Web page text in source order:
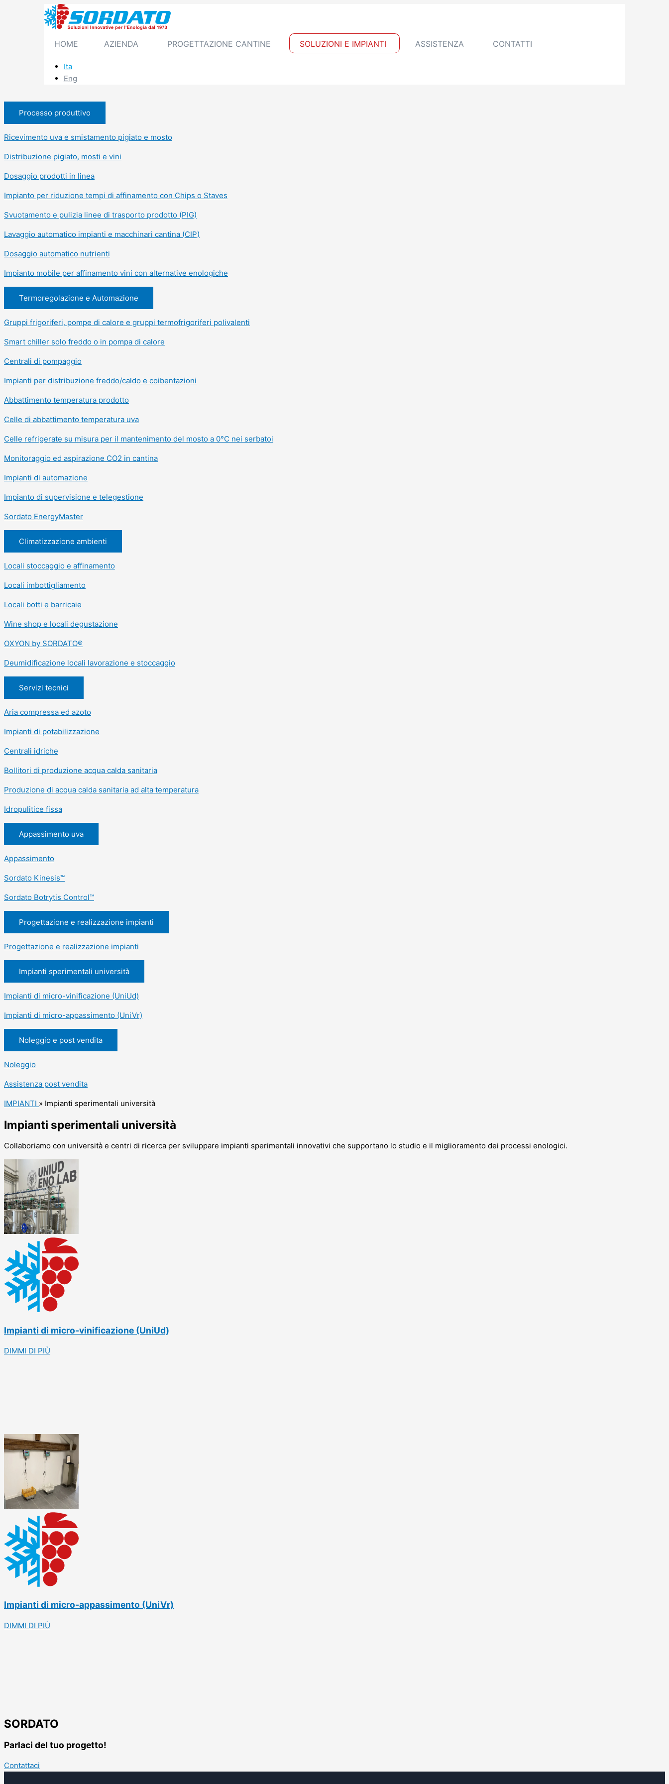
HOME AZIENDA PROGETTAZIONE CANTINE SOLUZIONI E IMPIANTI ASSISTENZA CONTATTI
Ita
Eng
Processo produttivo
Ricevimento uva e smistamento pigiato e mosto
Distribuzione pigiato, mosti e vini
Dosaggio prodotti in linea
Impianto per riduzione tempi di affinamento con Chips o Staves
Svuotamento e pulizia linee di trasporto prodotto (PIG)
Lavaggio automatico impianti e macchinari cantina (CIP)
Dosaggio automatico nutrienti
Impianto mobile per affinamento vini con alternative enologiche
Termoregolazione e Automazione
Gruppi frigoriferi, pompe di calore e gruppi termofrigoriferi polivalenti
Smart chiller solo freddo o in pompa di calore
Centrali di pompaggio
Impianti per distribuzione freddo/caldo e coibentazioni
Abbattimento temperatura prodotto
Celle di abbattimento temperatura uva
Celle refrigerate su misura per il mantenimento del mosto a 0°C nei serbatoi
Monitoraggio ed aspirazione CO2 in cantina
Impianti di automazione
Impianto di supervisione e telegestione
Sordato EnergyMaster
Climatizzazione ambienti
Locali stoccaggio e affinamento
Locali imbottigliamento
Locali botti e barricaie
Wine shop e locali degustazione
OXYON by SORDATO®
Deumidificazione locali lavorazione e stoccaggio
Servizi tecnici
Aria compressa ed azoto
Impianti di potabilizzazione
Centrali idriche
Bollitori di produzione acqua calda sanitaria
Produzione di acqua calda sanitaria ad alta temperatura
Idropulitice fissa
Appassimento uva
Appassimento
Sordato Kinesis™
Sordato Botrytis Control™
Progettazione e realizzazione impianti
Progettazione e realizzazione impianti
Impianti sperimentali università
Impianti di micro-vinificazione (UniUd)
Impianti di micro-appassimento (UniVr)
Noleggio e post vendita
Noleggio
Assistenza post vendita
IMPIANTI » Impianti sperimentali università
Impianti sperimentali università
Collaboriamo con università e centri di ricerca per sviluppare impianti sperimentali innovativi che supportano lo studio e il miglioramento dei processi enologici.
Impianti di micro-vinificazione (UniUd)
DIMMI DI PIÙ
Impianti di micro-appassimento (UniVr)
DIMMI DI PIÙ
SORDATO
Parlaci del tuo progetto!
Contattaci